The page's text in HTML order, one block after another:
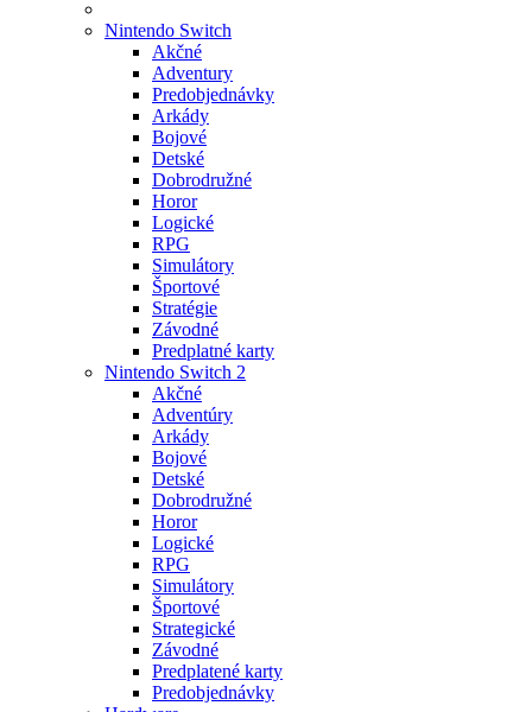
Nintendo Switch
Akčné
Adventury
Predobjednávky
Arkády
Bojové
Detské
Dobrodružné
Horor
Logické
RPG
Simulátory
Športové
Stratégie
Závodné
Predplatné karty
Nintendo Switch 2
Akčné
Adventúry
Arkády
Bojové
Detské
Dobrodružné
Horor
Logické
RPG
Simulátory
Športové
Strategické
Závodné
Predplatené karty
Predobjednávky